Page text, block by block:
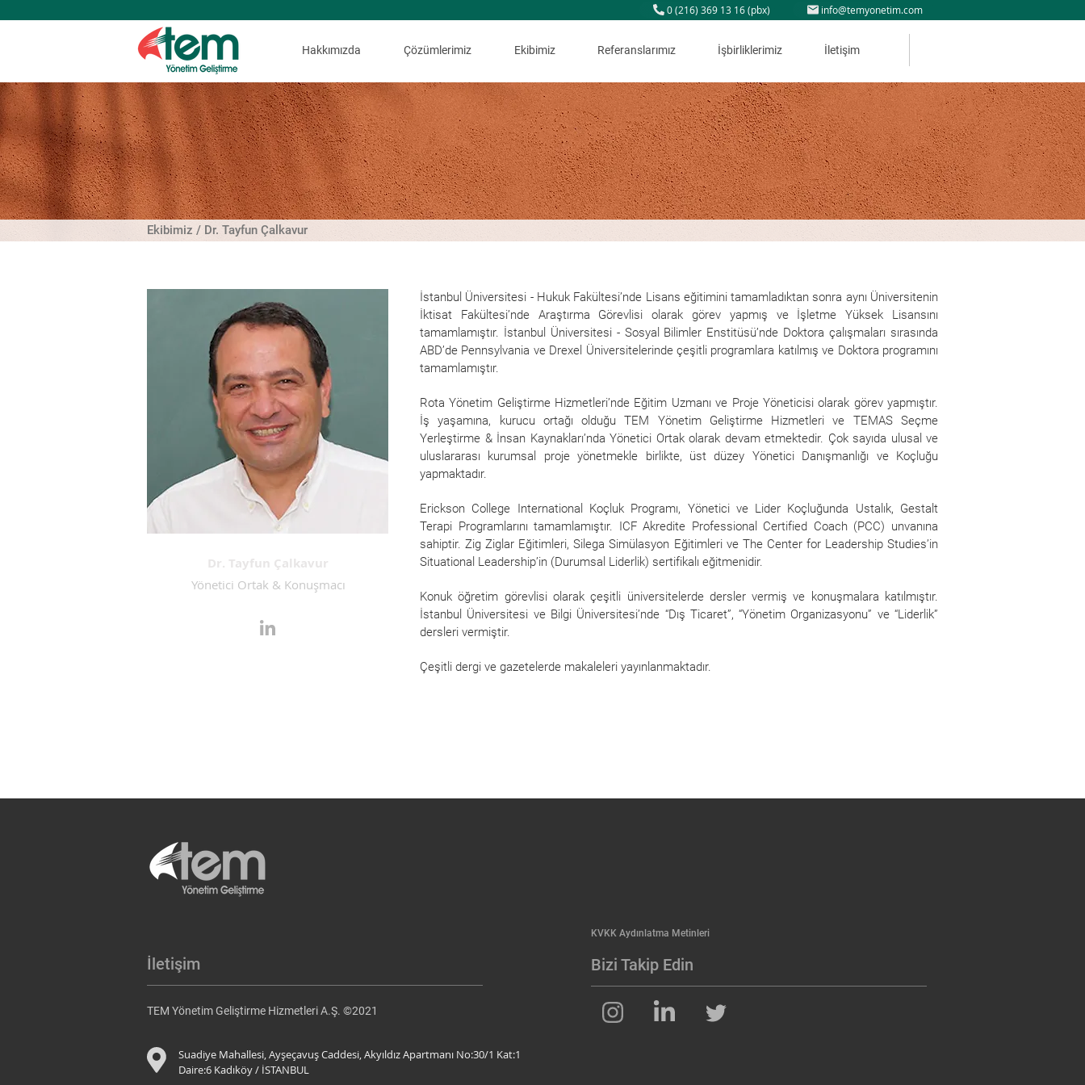
0 (216) 369 13 16 (pbx) info@temyonetim.com
Hakkımızda Çözümlerimiz Ekibimiz Referanslarımız İşbirliklerimiz İletişim
Ekibimiz / Dr. Tayfun Çalkavur
Dr. Tayfun Çalkavur
Yönetici Ortak & Konuşmacı
İstanbul Üniversitesi - Hukuk Fakültesi’nde Lisans eğitimini tamamladıktan sonra aynı Üniversitenin
İktisat Fakültesi’nde Araştırma Görevlisi olarak görev yapmış ve İşletme Yüksek Lisansını
tamamlamıştır. İstanbul Üniversitesi - Sosyal Bilimler Enstitüsü’nde Doktora çalışmaları sırasında
ABD’de Pennsylvania ve Drexel Üniversitelerinde çeşitli programlara katılmış ve Doktora programını
tamamlamıştır.
Rota Yönetim Geliştirme Hizmetleri’nde Eğitim Uzmanı ve Proje Yöneticisi olarak görev yapmıştır.
İş yaşamına, kurucu ortağı olduğu TEM Yönetim Geliştirme Hizmetleri ve TEMAS Seçme
Yerleştirme & İnsan Kaynakları’nda Yönetici Ortak olarak devam etmektedir. Çok sayıda ulusal ve
uluslararası kurumsal proje yönetmekle birlikte, üst düzey Yönetici Danışmanlığı ve Koçluğu
yapmaktadır.
Erickson College International Koçluk Programı, Yönetici ve Lider Koçluğunda Ustalık, Gestalt
Terapi Programlarını tamamlamıştır. ICF Akredite Professional Certified Coach (PCC) unvanına
sahiptir. Zig Ziglar Eğitimleri, Silega Simülasyon Eğitimleri ve The Center for Leadership Studies’in
Situational Leadership’in (Durumsal Liderlik) sertifikalı eğitmenidir.
Konuk öğretim görevlisi olarak çeşitli üniversitelerde dersler vermiş ve konuşmalara katılmıştır.
İstanbul Üniversitesi ve Bilgi Üniversitesi’nde “Dış Ticaret”, “Yönetim Organizasyonu” ve “Liderlik”
dersleri vermiştir.
Çeşitli dergi ve gazetelerde makaleleri yayınlanmaktadır.
İletişim
TEM Yönetim Geliştirme Hizmetleri A.Ş. ©2021
Suadiye Mahallesi, Ayşeçavuş Caddesi, Akyıldız Apartmanı No:30/1 Kat:1
Daire:6 Kadıköy / İSTANBUL
KVKK Aydınlatma Metinleri
Bizi Takip Edin